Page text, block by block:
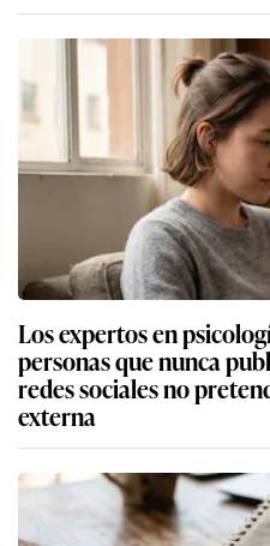
Los expertos en
personas que nunca
redes sociales no
externa